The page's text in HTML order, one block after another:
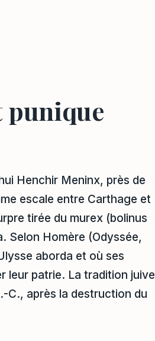
punique
Henchir Meninx, près de
escale entre Carthage et
tirée du murex (bolinus
Selon Homère (Odyssée,
aborda et où ses
leur patrie. La tradition juive
C., après la destruction du